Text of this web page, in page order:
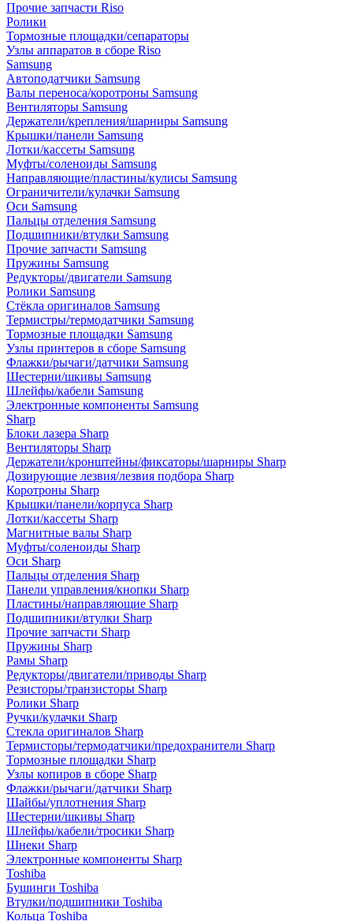
Прочие запчасти Riso
Ролики
Тормозные площадки/сепараторы
Узлы аппаратов в сборе Riso
Samsung
Автоподатчики Samsung
Валы переноса/коротроны Samsung
Вентиляторы Samsung
Держатели/крепления/шарниры Samsung
Крышки/панели Samsung
Лотки/кассеты Samsung
Муфты/соленоиды Samsung
Направляющие/пластины/кулисы Samsung
Ограничители/кулачки Samsung
Оси Samsung
Пальцы отделения Samsung
Подшипники/втулки Samsung
Прочие запчасти Samsung
Пружины Samsung
Редукторы/двигатели Samsung
Ролики Samsung
Стёкла оригиналов Samsung
Термистры/термодатчики Samsung
Тормозные площадки Samsung
Узлы принтеров в сборе Samsung
Флажки/рычаги/датчики Samsung
Шестерни/шкивы Samsung
Шлейфы/кабели Samsung
Электронные компоненты Samsung
Sharp
Блоки лазера Sharp
Вентиляторы Sharp
Держатели/кронштейны/фиксаторы/шарниры Sharp
Дозирующие лезвия/лезвия подбора Sharp
Коротроны Sharp
Крышки/панели/корпуса Sharp
Лотки/кассеты Sharp
Магнитные валы Sharp
Муфты/соленоиды Sharp
Оси Sharp
Пальцы отделения Sharp
Панели управления/кнопки Sharp
Пластины/направляющие Sharp
Подшипники/втулки Sharp
Прочие запчасти Sharp
Пружины Sharp
Рамы Sharp
Редукторы/двигатели/приводы Sharp
Резисторы/транзисторы Sharp
Ролики Sharp
Ручки/кулачки Sharp
Стекла оригиналов Sharp
Термисторы/термодатчики/предохранители Sharp
Тормозные площадки Sharp
Узлы копиров в сборе Sharp
Флажки/рычаги/датчики Sharp
Шайбы/уплотнения Sharp
Шестерни/шкивы Sharp
Шлейфы/кабели/тросики Sharp
Шнеки Sharp
Электронные компоненты Sharp
Toshiba
Бушинги Toshiba
Втулки/подшипники Toshiba
Кольца Toshiba